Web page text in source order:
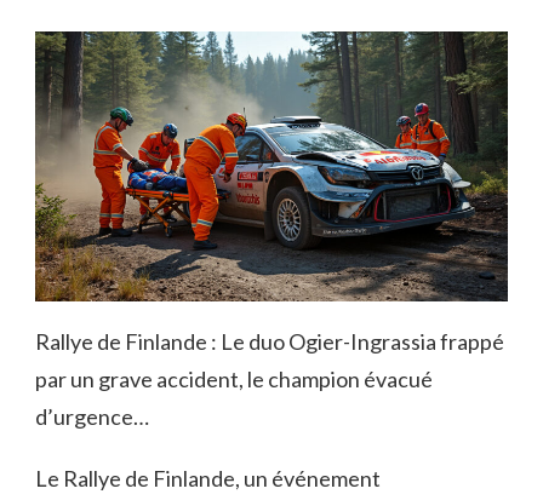
Rallye de Finlande : Le duo Ogier-Ingrassia frappé
par un grave accident, le champion évacué
d’urgence…
Le Rallye de Finlande, un événement